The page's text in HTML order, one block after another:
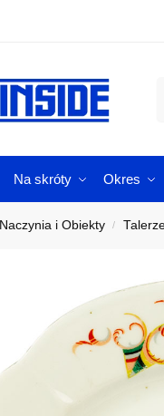
Na skróty Okres
Naczynia i Obiekty /